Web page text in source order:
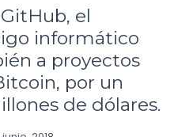
el
informático
a proyectos
por un
de dólares.